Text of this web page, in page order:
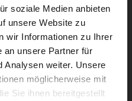
soziale Medien anbieten
unsere Website zu
wir Informationen zu Ihrer
an unsere Partner für
Analysen weiter. Unsere
möglicherweise mit
Sie ihnen bereitgestellt